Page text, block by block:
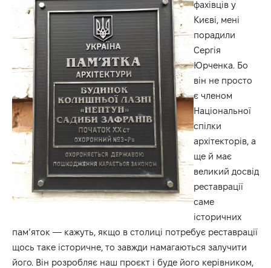
фахівців у
Києві, мені
порадили
Сергія
Юрченка. Бо
він не просто
є членом
Національної
спілки
архітекторів, а
ще й має
великий досвід
реставрації
саме
історичних
пам’яток — кажуть, якщо в столиці потребує реставрації
щось таке історичне, то завжди намагаються залучити
його. Він розробляє наш проєкт і буде його керівником,